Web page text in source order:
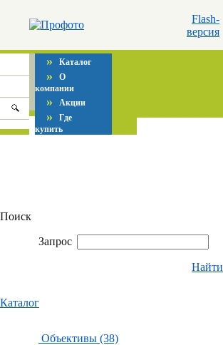
Flash-
версия
» Каталог
» О
компании
» Акции
» Где
купить
Поиск
Запрос
Найти
Каталог
Объективы (38)